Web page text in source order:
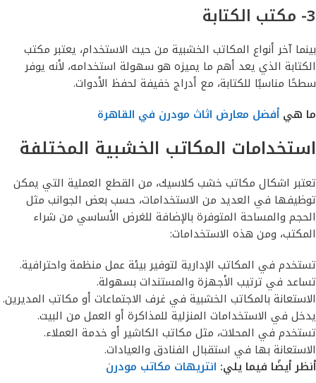
3- مكتب الكتابة
بينما آخر أنواع المكاتب الخشبية من حيث الاستخدام، يعتبر مكتب
الكتابة الذي يعد أهم ما يميزه هو سهولة استخدامه، لأنه يوفر
سطحًا مناسبًا للكتابة، مع أدراج خفيفة لحفظ الأدوات.
ما هي أفضل معارض اثاث مودرن في القاهرة
استخدامات المكاتب الخشبية المختلفة
تعتبر اشكال مكاتب خشب كلاسيك، من القطع العملية التي يمكن
توظيفها في العديد من الاستخدامات، حسب بعض الجوانب مثل
الحجم والمساحة المتوفرة بالإضافة للغرض الأساسي من شراء
المكتب، ومن هذه الاستخدامات:
تستخدم في المكاتب الإدارية لتوفير بيئة عمل منظمة واحترافية.
تساعد في ترتيب الأجهزة والمستندات بسهولة.
الاستعانة بالمكاتب الخشبية في غرف الاجتماعات أو مكاتب المديرين.
يدخل في الاستخدامات المنزلية للمذاكرة أو العمل من البيت.
تستخدم في المحلات، مثل مكاتب الكاشير أو خدمة العملاء.
الاستعانة بها في استقبال الفنادق والعيادات.
أنظر أيضًا فيما يلي: انتريهات مكاتب مودرن